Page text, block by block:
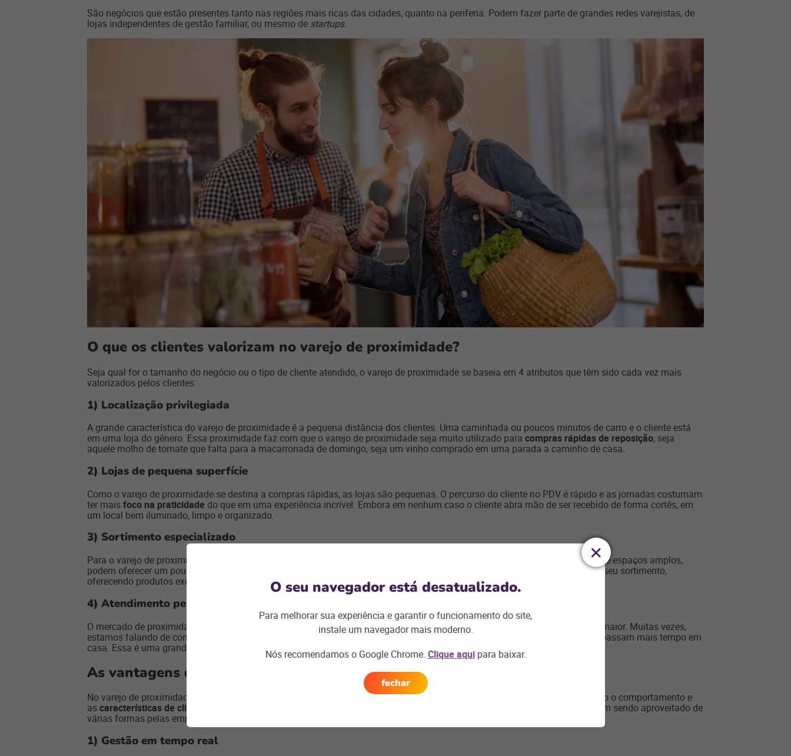
São negócios que estão presentes tanto nas regiões mais ricas das cidades, quanto na periferia. Podem fazer parte de grandes redes varejistas, de
lojas independentes de gestão familiar, ou mesmo de startups.
O que os clientes valorizam no varejo de proximidade?
Seja qual for o tamanho do negócio ou o tipo de cliente atendido, o varejo de proximidade se baseia em 4 atributos que têm sido cada vez mais
valorizados pelos clientes:
1) Localização privilegiada
A grande característica do varejo de proximidade é a pequena distância dos clientes. Uma caminhada ou poucos minutos de carro e o cliente está
em uma loja do gênero. Essa proximidade faz com que o varejo de proximidade seja muito utilizado para compras rápidas de reposição, seja
aquele molho de tomate que falta para a macarronada de domingo, seja um vinho comprado em uma parada a caminho de casa.
2) Lojas de pequena superfície
Como o varejo de proximidade se destina a compras rápidas, as lojas são pequenas. O percurso do cliente no PDV é rápido e as jornadas costumam
ter maisfoco na praticidade do que em uma experiência incrível. Embora em nenhum caso o cliente abra mão de ser recebido de forma cortês, em
um local bem iluminado, limpo e organizado.
3) Sortimento especializado
Para o varejo de proximidade, competir com o grande varejo é muito complicado. Grandes comércios, com milhares de SKUs e espaços amplos,
podem oferecer um pouco de tudo. O
não pode se dar a esse luxo: ele precisa ser muito assertivo em seu sortimento,
oferecendo produtos exclusivos, diferentes ou exatamente aquilo que o cliente vai precisar.
4) Atendimento personalizado
O mercado de proximidade recebe menos clientes do que uma grande loja, mas recebe esses clientes com frequência muito maior. Muitas vezes,
estamos falando de compras diárias, que se tornaram
ainda mais importantes durante a pandemia
para consumidores que passam mais tempo em
casa. Essa é uma grande oportunidade para conhecer melhor os clientes e entregar um atendimento personalizado.
As vantagens de ter a tecnologia como aliada
No varejo de proximidade, o uso de tecnologia tem se tornado cada vez mais importante
. A possibilidade de conhecer a fundo o comportamento e
ascaracterísticas de clientes
que vão ao comércio várias vezes por semana gera um enorme diferencial competitivo, que vem sendo aproveitado de
várias formas pelas empresas:
1) Gestão em tempo real
O seu navegador está desatualizado.
Para melhorar sua experiência e garantir o funcionamento do site,
instale um navegador mais moderno.
Nós recomendamos o Google Chrome. Clique aquipara baixar.
fechar